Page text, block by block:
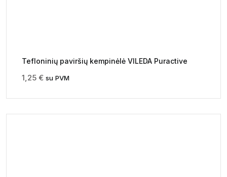
Tefloninių paviršių kempinėlė VILEDA Puractive
1,25 € su PVM